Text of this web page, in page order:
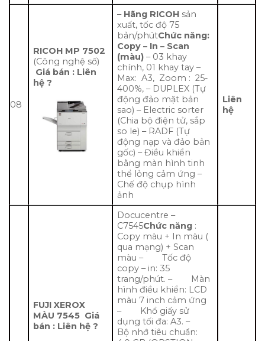
08
RICOH MP 7502
(Công nghệ số)
Giá bán : Liên
hệ ?
– Hãng RICOH sản
xuất, tốc độ 75
bản/phútChức năng:
Copy – In – Scan
(màu) – 03 khay
chính, 01 khay tay –
Max: A3, Zoom : 25-
400%, – DUPLEX (Tự
động đảo mặt bản
sao) – Electric sorter
(Chia bộ điện tử, sắp
so le) – RADF (Tự
động nạp và đảo bản
gốc) – Điều khiển
bằng màn hình tinh
thể lỏng cảm ứng –
Chế độ chụp hình
ảnh
Liên
hệ
FUJI XEROX
MÀU 7545 Giá
bán : Liên hệ ?
Docucentre –
C7545Chức năng :
Copy màu + In màu (
qua mạng) + Scan
màu – Tốc độ
copy – in: 35
trang/phút. – Màn
hình điều khiển: LCD
màu 7 inch cảm ứng
– Khổ giấy sử
dụng tối đa: A3. –
Bộ nhớ tiêu chuẩn: